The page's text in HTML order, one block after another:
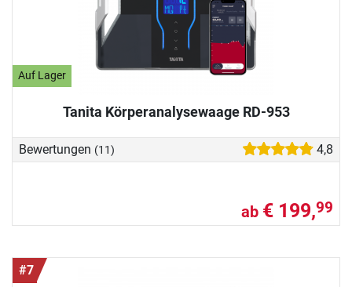
Auf Lager
Tanita Körperanalysewaage RD-953
Bewertungen (11) 4,8
ab € 199,99
#7